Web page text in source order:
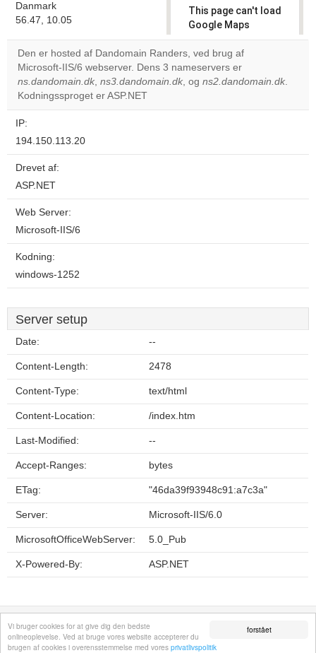
forstået
Vi bruger cookies for at give dig den bedste
onlineoplevelse. Ved at bruge vores website accepterer du
brugen af cookies i overensstemmelse med vores privatlivspolitik
Danmark
56.47, 10.05
This page can't load
Google Maps
correctly.
Do you
own this
OK
Den er hosted af Dandomain Randers, ved brug af
Microsoft-IIS/6 webserver. Dens 3 nameservers er
ns.dandomain.dk, ns3.dandomain.dk, og ns2.dandomain.dk.
Kodningssproget er ASP.NET
IP:
194.150.113.20
Drevet af:
ASP.NET
Web Server:
Microsoft-IIS/6
Kodning:
windows-1252
Server setup
Date: --
Content-Length: 2478
Content-Type: text/html
Content-Location: /index.htm
Last-Modified: --
Accept-Ranges: bytes
ETag: "46da39f93948c91:a7c3a"
Server: Microsoft-IIS/6.0
MicrosoftOfficeWebServer: 5.0_Pub
X-Powered-By: ASP.NET